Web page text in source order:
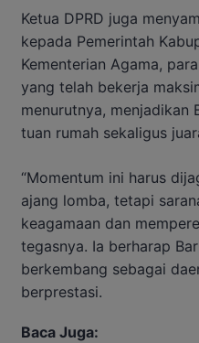
Ketua DPRD juga
kepada Pemerintah
Kementerian Agama,
yang telah bekerja
menurutnya, menjadikan
tuan rumah sekaligus
“Momentum ini harus
ajang lomba, tetapi
keagamaan dan
tegasnya. Ia berharap
berkembang sebagai
berprestasi.
Baca Juga: